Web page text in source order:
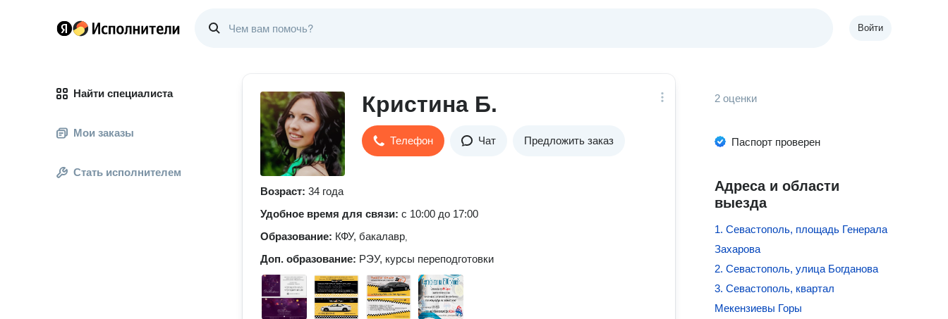
Войти
Найти специалиста
Мои заказы
Стать исполнителем
Кристина Б.
Телефон Чат Предложить заказ
Возраст: 34 года
Удобное время для связи: с 10:00 до 17:00
Образование: КФУ, бакалавр,
Доп. образование: РЭУ, курсы переподготовки
2 оценки
Паспорт проверен
Адреса и области
выезда
1. Севастополь, площадь Генерала
Захарова
2. Севастополь, улица Богданова
3. Севастополь, квартал
Мекензиевы Горы